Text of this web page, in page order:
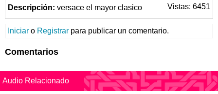
Descripción: versace el mayor clasico
Vistas: 6451
Iniciar o Registrar para publicar un comentario.
Comentarios
Audio Relacionado